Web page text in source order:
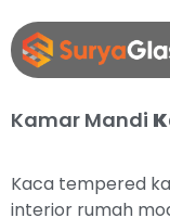
Kamar Mandi
Kaca tempered
interior rumah